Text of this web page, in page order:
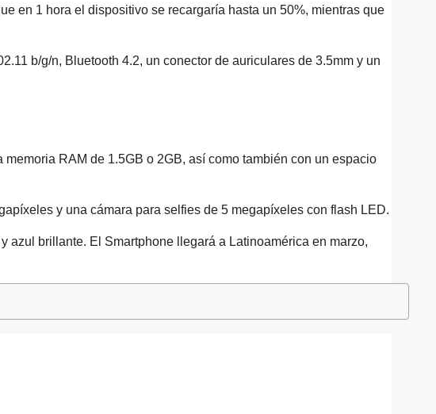
en 1 hora el dispositivo se recargaría hasta un 50%, mientras que
b/g/n, Bluetooth 4.2, un conector de auriculares de 3.5mm y un
RAM de 1.5GB o 2GB, así como también con un espacio
y una cámara para selfies de 5 megapíxeles con flash LED.
azul brillante. El Smartphone llegará a Latinoamérica en marzo,